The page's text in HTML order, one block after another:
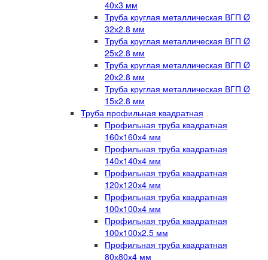
40х3 мм
Труба круглая металлическая ВГП Ø
32х2.8 мм
Труба круглая металлическая ВГП Ø
25х2.8 мм
Труба круглая металлическая ВГП Ø
20х2.8 мм
Труба круглая металлическая ВГП Ø
15х2.8 мм
Труба профильная квадратная
Профильная труба квадратная
160х160х4 мм
Профильная труба квадратная
140х140х4 мм
Профильная труба квадратная
120х120х4 мм
Профильная труба квадратная
100х100х4 мм
Профильная труба квадратная
100х100х2.5 мм
Профильная труба квадратная
80х80х4 мм